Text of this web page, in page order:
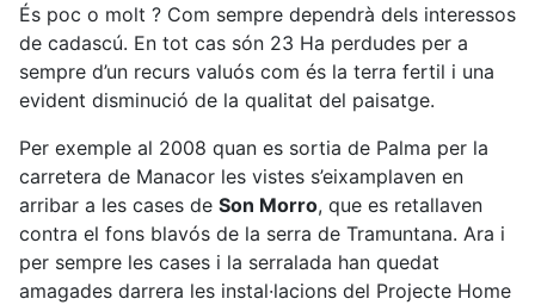
És poc o molt ? Com sempre dependrà dels interessos
de cadascú. En tot cas són 23 Ha perdudes per a
sempre d’un recurs valuós com és la terra fertil i una
evident disminució de la qualitat del paisatge.
Per exemple al 2008 quan es sortia de Palma per la
carretera de Manacor les vistes s’eixamplaven en
arribar a les cases de Son Morro, que es retallaven
contra el fons blavós de la serra de Tramuntana. Ara i
per sempre les cases i la serralada han quedat
amagades darrera les instal·lacions del Projecte Home